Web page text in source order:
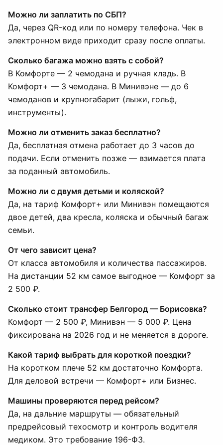
Можно ли заплатить по СБП?
Да, через QR-код или по номеру телефона. Чек в
электронном виде приходит сразу после оплаты.
Сколько багажа можно взять с собой?
В Комфорте — 2 чемодана и ручная кладь. В
Комфорт+ — 3 чемодана. В Минивэне — до 6
чемоданов и крупногабарит (лыжи, гольф,
инструменты).
Можно ли отменить заказ бесплатно?
Да, бесплатная отмена работает до 3 часов до
подачи. Если отменить позже — взимается плата
за поданный автомобиль.
Можно ли с двумя детьми и коляской?
Да, на тариф Комфорт+ или Минивэн помещаются
двое детей, два кресла, коляска и обычный багаж
семьи.
От чего зависит цена?
От класса автомобиля и количества пассажиров.
На дистанции 52 км самое выгодное — Комфорт за
2 500 ₽.
Сколько стоит трансфер Белгород — Борисовка?
Комфорт — 2 500 ₽, Минивэн — 5 000 ₽. Цена
фиксирована на 2026 год и не меняется в дороге.
Какой тариф выбрать для короткой поездки?
На коротком плече 52 км достаточно Комфорта.
Для деловой встречи — Комфорт+ или Бизнес.
Машины проверяются перед рейсом?
Да, на дальние маршруты — обязательный
предрейсовый техосмотр и контроль водителя
медиком. Это требование 196-ФЗ.